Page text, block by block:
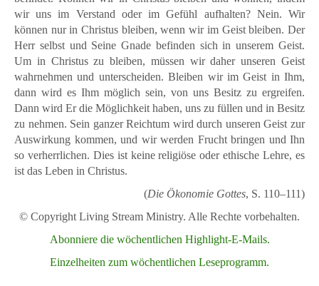
wir uns im Verstand oder im Gefühl aufhalten? Nein. Wir
können nur in Christus bleiben, wenn wir im Geist bleiben. Der
Herr selbst und Seine Gnade befinden sich in unserem Geist.
Um in Christus zu bleiben, müssen wir daher unseren Geist
wahrnehmen und unterscheiden. Bleiben wir im Geist in Ihm,
dann wird es Ihm möglich sein, von uns Besitz zu ergreifen.
Dann wird Er die Möglichkeit haben, uns zu füllen und in Besitz
zu nehmen. Sein ganzer Reichtum wird durch unseren Geist zur
Auswirkung kommen, und wir werden Frucht bringen und Ihn
so verherrlichen. Dies ist keine religiöse oder ethische Lehre, es
ist das Leben in Christus.
(Die Ökonomie Gottes, S. 110–111)
© Copyright Living Stream Ministry. Alle Rechte vorbehalten.
Abonniere die wöchentlichen Highlight-E-Mails.
Einzelheiten zum wöchentlichen Leseprogramm.